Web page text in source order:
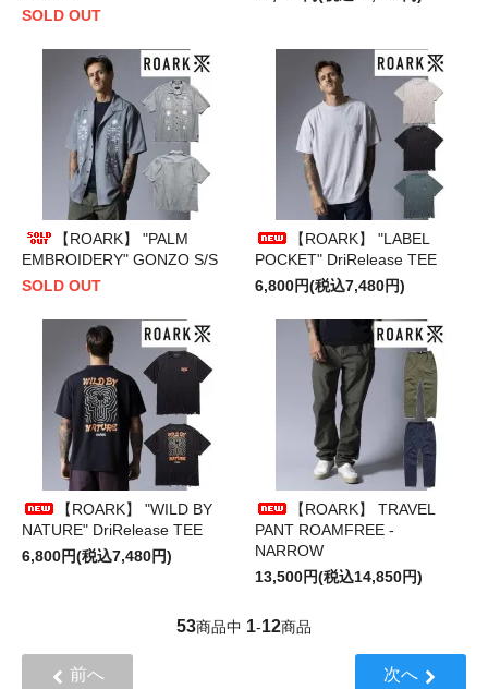
SOLD OUT
【ROARK】 "PALM
EMBROIDERY" GONZO S/S
SOLD OUT
【ROARK】 "LABEL
POCKET" DriRelease TEE
6,800円(税込7,480円)
【ROARK】 "WILD BY
NATURE" DriRelease TEE
6,800円(税込7,480円)
【ROARK】 TRAVEL
PANT ROAMFREE -
NARROW
13,500円(税込14,850円)
53商品中 1-12商品
前へ 次へ